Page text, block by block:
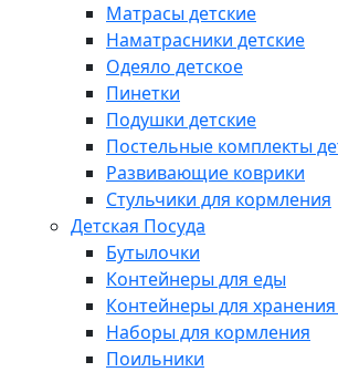
Матрасы детские
Наматрасники детские
Одеяло детское
Пинетки
Подушки детские
Постельные комплекты
Развивающие коврики
Стульчики для кормления
Детская Посуда
Бутылочки
Контейнеры для еды
Контейнеры для
Наборы для кормления
Поильники